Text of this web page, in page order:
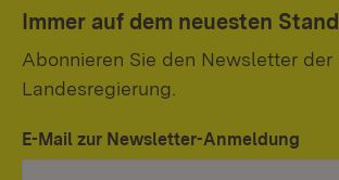
Immer auf dem neuesten Stand
Abonnieren Sie den Newsletter der
Landesregierung.
E-Mail zur Newsletter-Anmeldung